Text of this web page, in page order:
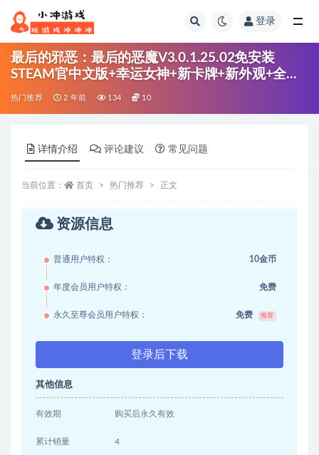
登录
最后的邪恶：最后的恶魔V3.0.1.25.02免安装
STEAM官中文版+幸运女神+新卡牌+新外观+全
DLC[6.91GB]
热门推荐 2 年前 134 10
详情介绍 评论建议 常见问题
当前位置： 首页 热门推荐 正文
资源信息
普通用户特权： 10金币
年度会员用户特权： 免费
永久至尊会员用户特权： 免费 推荐
登录后下载
其他信息
有效期 购买后永久有效
累计销量 4